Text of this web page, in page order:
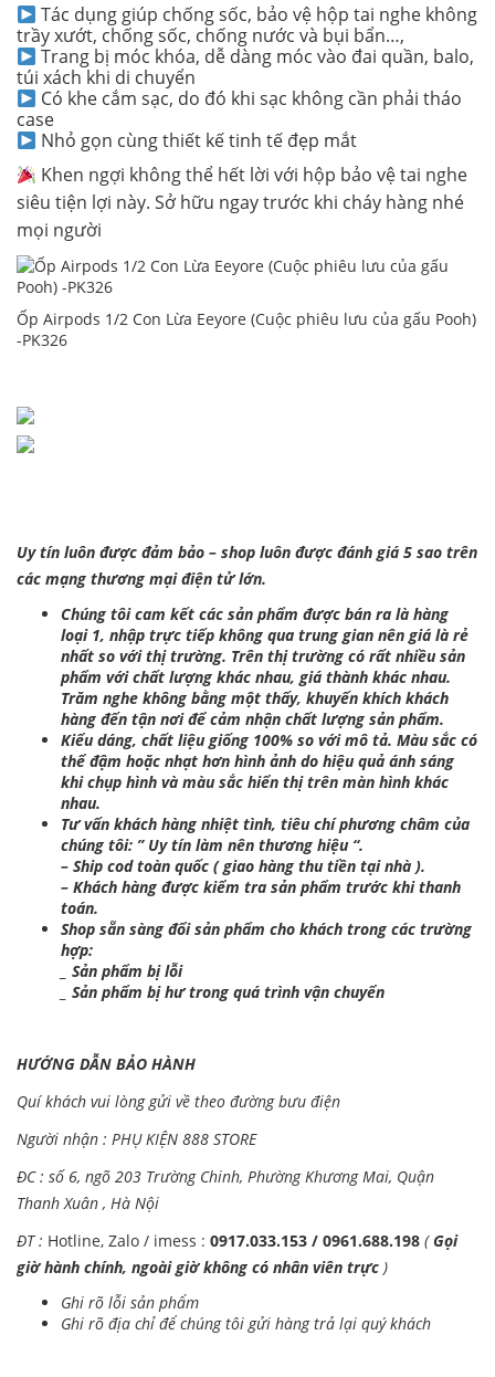
Tác dụng giúp chống sốc, bảo vệ hộp tai nghe không
trầy xướt, chống sốc, chống nước và bụi bẩn…,
Trang bị móc khóa, dễ dàng móc vào đai quần, balo,
túi xách khi di chuyển
Có khe cắm sạc, do đó khi sạc không cần phải tháo
case
Nhỏ gọn cùng thiết kế tinh tế đẹp mắt
Khen ngợi không thể hết lời với hộp bảo vệ tai nghe
siêu tiện lợi này. Sở hữu ngay trước khi cháy hàng nhé
mọi người
Ốp Airpods 1/2 Con Lừa Eeyore (Cuộc phiêu lưu của gấu Pooh)
-PK326
Uy tín luôn được đảm bảo – shop luôn được đánh giá 5 sao trên
các mạng thương mại điện tử lớn.
Chúng tôi cam kết các sản phẩm được bán ra là hàng
loại 1, nhập trực tiếp không qua trung gian nên giá là rẻ
nhất so với thị trường. Trên thị trường có rất nhiều sản
phẩm với chất lượng khác nhau, giá thành khác nhau.
Trăm nghe không bằng một thấy, khuyến khích khách
hàng đến tận nơi để cảm nhận chất lượng sản phẩm.
Kiểu dáng, chất liệu giống 100% so với mô tả. Màu sắc có
thể đậm hoặc nhạt hơn hình ảnh do hiệu quả ánh sáng
khi chụp hình và màu sắc hiển thị trên màn hình khác
nhau.
Tư vấn khách hàng nhiệt tình, tiêu chí phương châm của
chúng tôi: ” Uy tín làm nên thương hiệu “.
– Ship cod toàn quốc ( giao hàng thu tiền tại nhà ).
– Khách hàng được kiểm tra sản phẩm trước khi thanh
toán.
Shop sẵn sàng đổi sản phẩm cho khách trong các trường
hợp:
_ Sản phẩm bị lỗi
_ Sản phẩm bị hư trong quá trình vận chuyển
HƯỚNG DẪN BẢO HÀNH
Quí khách vui lòng gửi về theo đường bưu điện
Người nhận : PHỤ KIỆN 888 STORE
ĐC : số 6, ngõ 203 Trường Chinh, Phường Khương Mai, Quận
Thanh Xuân , Hà Nội
ĐT : Hotline, Zalo / imess : 0917.033.153 / 0961.688.198 ( Gọi
giờ hành chính, ngoài giờ không có nhân viên trực )
Ghi rõ lỗi sản phẩm
Ghi rõ địa chỉ để chúng tôi gửi hàng trả lại quý khách